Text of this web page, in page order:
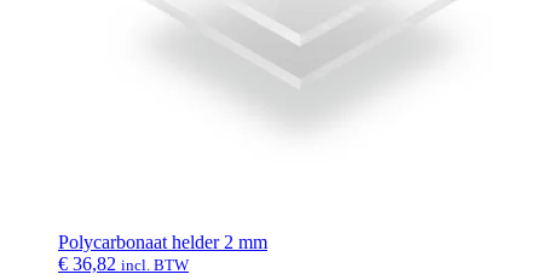
Polycarbonaat helder 2 mm
€ 36,82 incl. BTW